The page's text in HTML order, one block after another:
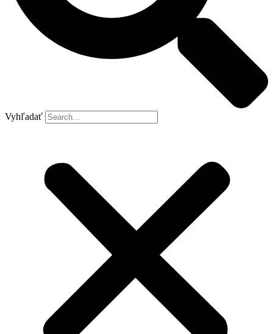
Vyhľadať